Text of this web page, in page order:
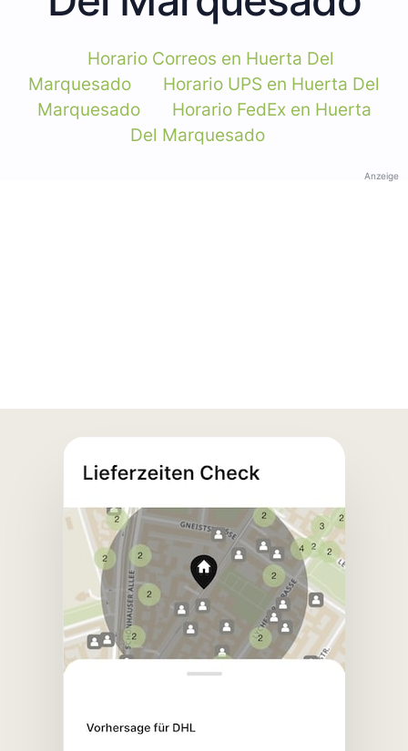
Horario Correos en Huerta Del
Marquesado
Horario UPS en Huerta Del
Marquesado
Horario FedEx en Huerta
Del Marquesado
Anzeige